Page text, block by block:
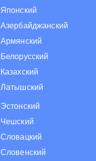
Японский
Азербайджанский
Армянский
Белорусский
Казахский
Латышский
Эстонский
Чешский
Словацкий
Словенский